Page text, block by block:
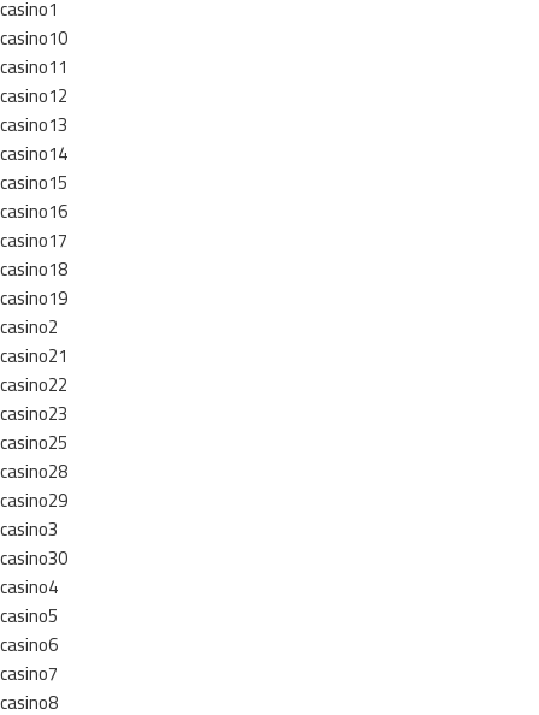
casino1
casino10
casino11
casino12
casino13
casino14
casino15
casino16
casino17
casino18
casino19
casino2
casino21
casino22
casino23
casino25
casino28
casino29
casino3
casino30
casino4
casino5
casino6
casino7
casino8